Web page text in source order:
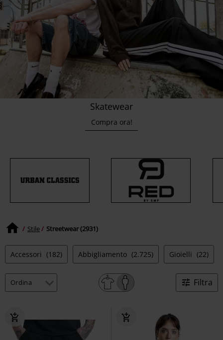
Skatewear
Compra ora!
Stile Streetwear (2931)
Accessori (182) Abbigliamento (2.725) Gioielli (22)
Filtra